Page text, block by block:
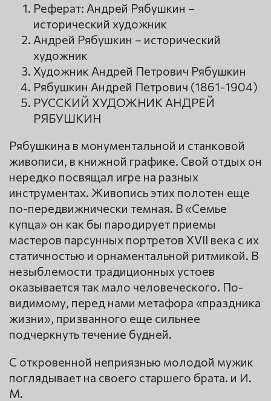
Реферат: Андрей Рябушкин –
исторический художник
Андрей Рябушкин – исторический
художник
Художник Андрей Петрович Рябушкин
Рябушкин Андрей Петрович (1861-1904)
РУССКИЙ ХУДОЖНИК АНДРЕЙ
РЯБУШКИН
Рябушкина в монументальной и станковой
живописи, в книжной графике. Свой отдых он
нередко посвящал игре на разных
инструментах. Живопись этих полотен еще
по-передвижнически темная. В «Семье
купца» он как бы пародирует приемы
мастеров парсунных портретов XVII века с их
статичностью и орнаментальной ритмикой. В
незыблемости традиционных устоев
оказывается так мало человеческого. По-
видимому, перед нами метафора «праздника
жизни», призванного еще сильнее
подчеркнуть течение будней.
С откровенной неприязнью молодой мужик
поглядывает на своего старшего брата. и И.
М.